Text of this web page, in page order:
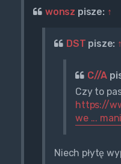
wonsz pisze: ↑
DST pisze: ↑
C//A
Czy to
https://
we ...
Niech płytę